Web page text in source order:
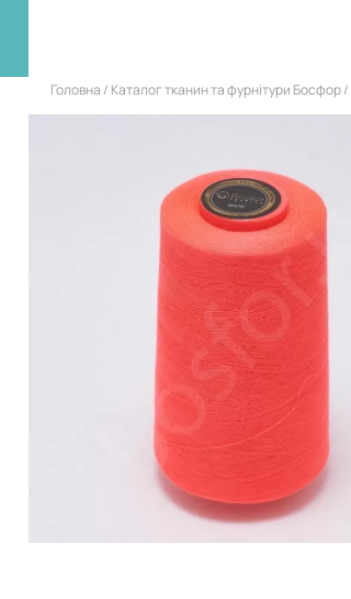
Головна Каталог тканин та фурнітури Босфор